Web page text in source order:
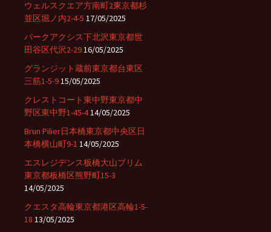
ウェルスクエア方南町2東京都杉
並区堀ノ内2-4-5 17/05/2025
パークアクシス下北沢東京都世
田谷区代沢2-2916/05/2025
グランジット蔵前東京都台東区
三筋1-5-915/05/2025
クレストコート東中野東京都中
野区東中野1-45-414/05/2025
Brun Pilier日本橋東京都中央区日
本橋横山町9-1 14/05/2025
エスレジデンス板橋大山ブリム
東京都板橋区熊野町15-3
14/05/2025
クエスタ高輪東京都港区高輪1-5-
18 13/05/2025